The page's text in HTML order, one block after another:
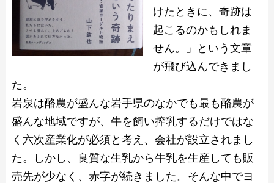
けたときに、奇跡は
起こるのかもしれま
せん。」という文章
が飛び込んできまし
た。
岩泉は酪農が盛んな岩手県のなかでも最も酪農が
盛んな地域ですが、牛を飼い搾乳するだけではな
く六次産業化が必須と考え、会社が設立されまし
た。しかし、良質な生乳から牛乳を生産しても販
売先が少なく、赤字が続きました。そんな中でヨ